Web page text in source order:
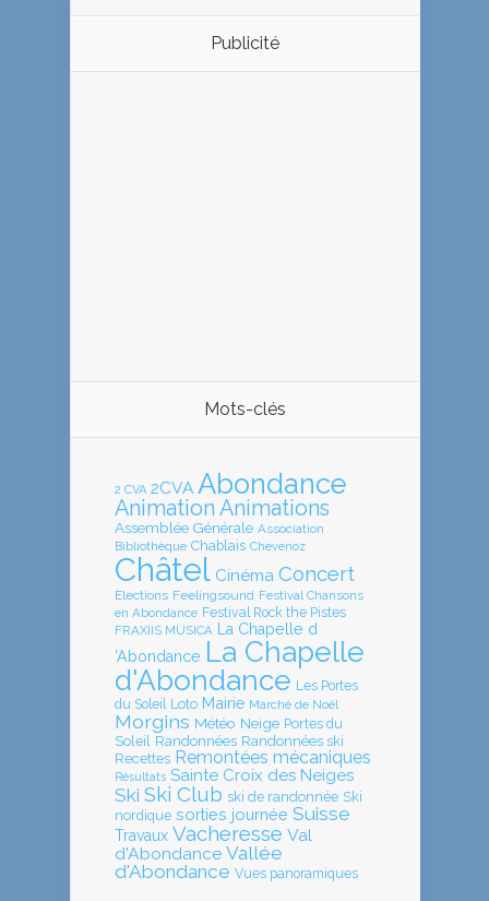
Publicité
Mots-clés
2 CVA 2CVA Abondance
Animation Animations
Assemblée Générale Association
Bibliothèque Chablais Chevenoz
Châtel Cinéma Concert
Elections Feelingsound Festival Chansons
en Abondance Festival Rock the Pistes
FRAXIIS MUSICA
La Chapelle d
'Abondance La Chapelle
d'Abondance Les Portes
du Soleil Loto Mairie Marché de Noël
Morgins Météo Neige Portes du
Soleil
Randonnées Randonnées ski
Recettes Remontées mécaniques
Résultats Sainte Croix des Neiges
Ski Ski Club ski de randonnée Ski
nordique sorties journée Suisse
Travaux Vacheresse Val
d'Abondance Vallée
d'Abondance Vues panoramiques